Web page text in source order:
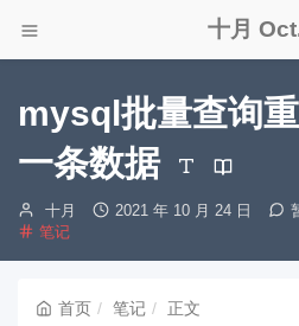
十月
mysql批量查询
一条数据
博
主：
十月
发
2021 年 10 月 24 日
分
笔记
首页 笔记 正文